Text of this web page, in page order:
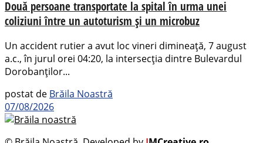
Două persoane transportate la spital în urma unei
coliziuni între un autoturism și un microbuz
Un accident rutier a avut loc vineri dimineață, 7 august
a.c., în jurul orei 04:20, la intersecția dintre Bulevardul
Dorobanților...
postat de Brăila Noastră
07/08/2026